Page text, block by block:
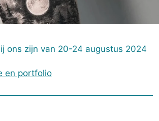
ons zijn van 20-24 augustus 2024
en portfolio